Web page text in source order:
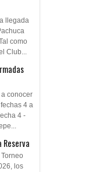
llegada
como
Club...
conocer
4 a
4 -
los